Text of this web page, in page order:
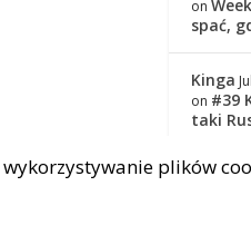
on
spać,
Kinga
on #39
taki
plików